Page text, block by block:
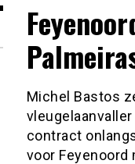
Michel Bastos
contract
voor Feyenoord